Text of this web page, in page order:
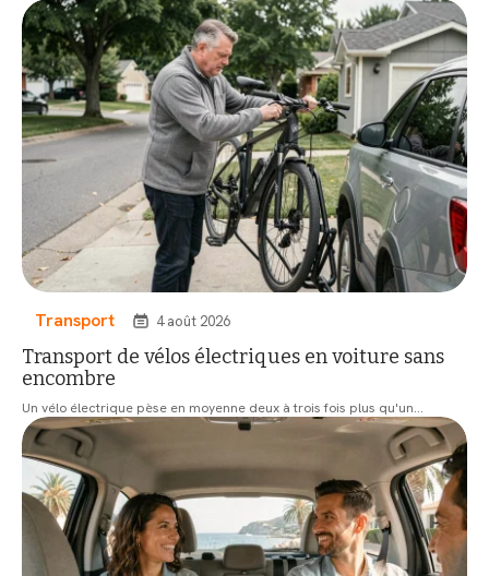
Transport 4 août 2026
Transport de vélos électriques en voiture sans
encombre
Un vélo électrique pèse en moyenne deux à trois fois plus qu'un…